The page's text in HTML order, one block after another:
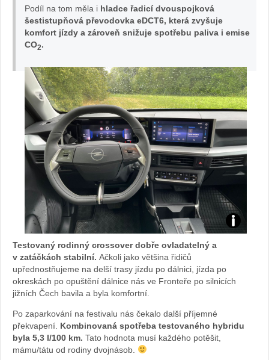
Podíl na tom měla i hladce řadicí dvouspojková
šestistupňová převodovka eDCT6, která zvyšuje
komfort jízdy a zároveň snižuje spotřebu paliva i emise
CO2.
TE
O
Testovaný rodinný crossover dobře ovladatelný a
v zatáčkách stabilní. Ačkoli jako většina řidičů
upřednostňujeme na delší trasy jízdu po dálnici, jízda po
okreskách po opuštění dálnice nás ve Fronteře po silnicích
jižních Čech bavila a byla komfortní.
Po zaparkování na festivalu nás čekalo další příjemné
překvapení. Kombinovaná spotřeba testovaného hybridu
byla 5,3 l/100 km. Tato hodnota musí každého potěšit,
mámu/tátu od rodiny dvojnásob.